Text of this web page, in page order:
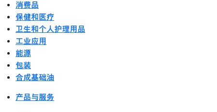
消费品
保健和医疗
卫生和个人护理用品
工业应用
能源
包装
合成基础油
产品与服务